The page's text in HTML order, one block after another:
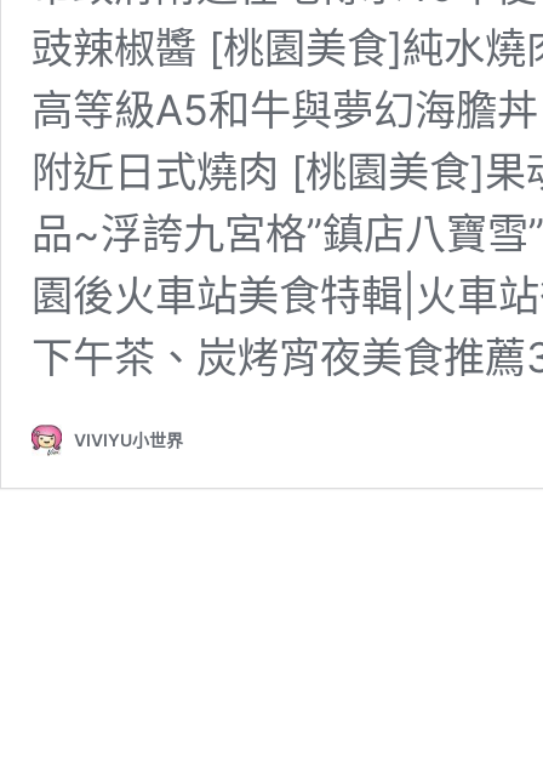
豉辣椒醬 [桃園美食]純水
高等級A5和牛與夢幻海膽
附近日式燒肉 [桃園美食]
品~浮誇九宮格”鎮店八寶
園後火車站美食特輯|火車
下午茶、炭烤宵夜美食推
VIVIYU小世界